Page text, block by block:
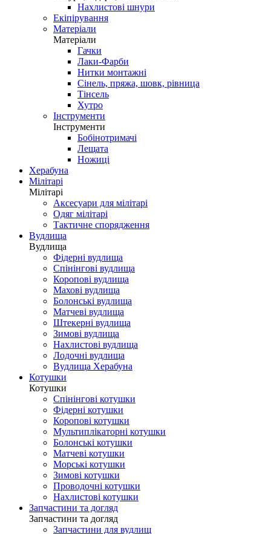
Нахлистові шнури
Екіпірування
Матеріали
Матеріали
Гачки
Лаки-Фарби
Нитки монтажні
Сінель, пряжа, шовк, рівница
Тінсель
Хутро
Інструменти
Інструменти
Бобінотримачі
Лещата
Ножиці
Херабуна
Мілітарі
Мілітарі
Аксесуари для мілітарі
Одяг мілітарі
Тактичне спорядження
Вудлища
Вудлища
Фідерні вудлища
Спінінгові вудлища
Коропові вудлища
Махові вудлища
Болонські вудлища
Матчеві вудлища
Штекерні вудлища
Зимові вудлища
Нахлистові вудлища
Лодочні вудлища
Вудлища Херабуна
Котушки
Котушки
Спінінгові котушки
Фідерні котушки
Коропові котушки
Мультиплікаторні котушки
Болонські котушки
Матчеві котушки
Морські котушки
Зимові котушки
Проводочні котушки
Нахлистові котушки
Запчастини та догляд
Запчастини та догляд
Запчастини для вудлищ